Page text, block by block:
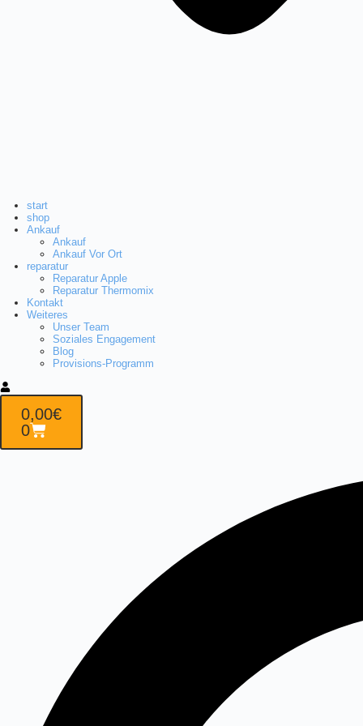
w
start
shop
Ankauf
Ankauf
Ankauf Vor Ort
reparatur
Reparatur Apple
Reparatur Thermomix
Kontakt
Weiteres
Unser Team
Soziales Engagement
Blog
Provisions-Programm
0,00€
0